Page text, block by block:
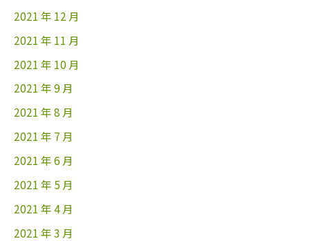
2021 年 12 月
2021 年 11 月
2021 年 10 月
2021 年 9 月
2021 年 8 月
2021 年 7 月
2021 年 6 月
2021 年 5 月
2021 年 4 月
2021 年 3 月